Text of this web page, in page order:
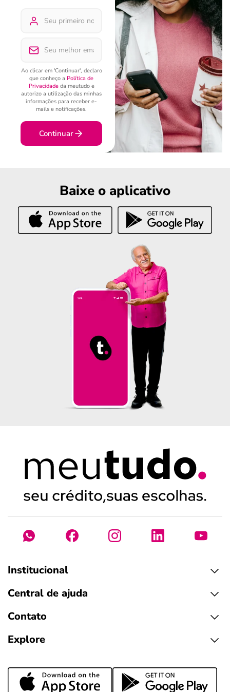
Ao clicar em 'Continuar', declaro
que conheço a Política de
Privacidadeda meutudo e
autorizo a utilização das minhas
informações para receber e-
mails e notificações.
Continuar
Baixe o aplicativo
Institucional
Central de ajuda
Contato
Explore